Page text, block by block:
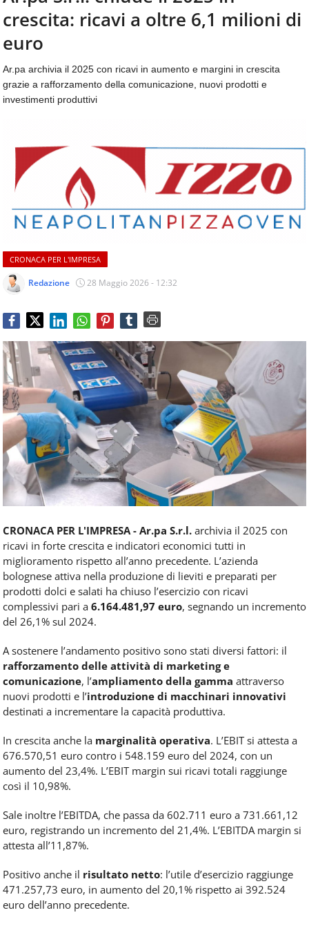
aggiornamenti
quotidiani
temi
come
ospitalità,
ristorazione,
catering
e
articoli
sul
mondo
dei
consumi
fuoricasa,
Food
Service
e
tutte
le
novità
del
comparto
Horeca.
CONTATTI
crescita: ricavi a oltre 6,1 milioni di
euro
Ar.pa archivia il 2025 con ricavi in aumento e margini in crescita
grazie a rafforzamento della comunicazione, nuovi prodotti e
investimenti produttivi
CRONACA PER L'IMPRESA
Redazione 28 Maggio 2026 - 12:32
CRONACA PER L'IMPRESA - Ar.pa S.r.l. archivia il 2025 con
ricavi in forte crescita e indicatori economici tutti in
miglioramento rispetto all’anno precedente. L’azienda
bolognese attiva nella produzione di lieviti e preparati per
prodotti dolci e salati ha chiuso l’esercizio con ricavi
complessivi pari a 6.164.481,97 euro, segnando un incremento
del 26,1% sul 2024.
A sostenere l’andamento positivo sono stati diversi fattori: il
rafforzamento delle attività di marketing e
comunicazione, l’ampliamento della gamma attraverso
nuovi prodotti e l’introduzione di macchinari innovativi
destinati a incrementare la capacità produttiva.
In crescita anche la marginalità operativa. L’EBIT si attesta a
676.570,51 euro contro i 548.159 euro del 2024, con un
aumento del 23,4%. L’EBIT margin sui ricavi totali raggiunge
così il 10,98%.
Sale inoltre l’EBITDA, che passa da 602.711 euro a 731.661,12
euro, registrando un incremento del 21,4%. L’EBITDA margin si
attesta all’11,87%.
Positivo anche il risultato netto: l’utile d’esercizio raggiunge
471.257,73 euro, in aumento del 20,1% rispetto ai 392.524
euro dell’anno precedente.